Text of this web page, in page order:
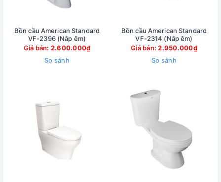
Bồn cầu American Standard
VF-2396 (Nắp êm)
Giá bán: 2.600.000₫
So sánh
Bồn cầu American Standard
VF-2314 (Nắp êm)
Giá bán:2.950.000₫
So sánh